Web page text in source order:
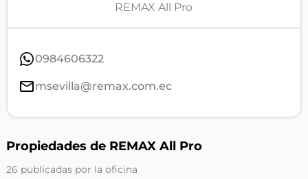
REMAX All Pro
0984606322
msevilla@remax.com.ec
Propiedades de REMAX All Pro
26 publicadas por la oficina